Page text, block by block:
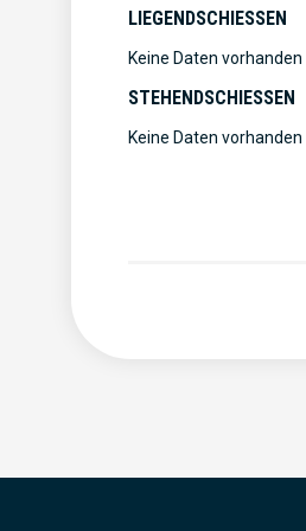
LIEGENDSCHIESSEN
Keine Daten vorhanden
STEHENDSCHIESSEN
Keine Daten vorhanden